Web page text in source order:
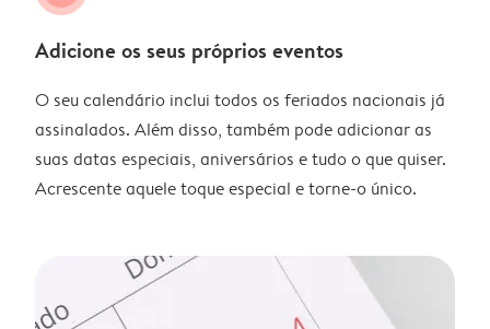
Adicione os seus próprios eventos
O seu calendário inclui todos os feriados nacionais já
assinalados. Além disso, também pode adicionar as
suas datas especiais, aniversários e tudo o que quiser.
Acrescente aquele toque especial e torne-o único.